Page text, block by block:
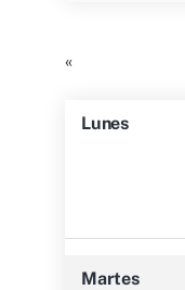
«
Lunes
Martes